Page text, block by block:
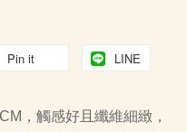
Pin it LINE
，觸感好且纖維細緻，